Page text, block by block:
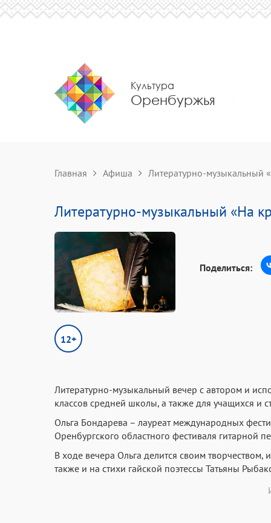
Культура
Оренбуржья
Главная Афиша Литературно-музыкальный
Литературно-музыкальный «На
12+
Поделиться:
Литературно-музыкальный вечер с автором и
классов средней школы, а также для учащихся и
Ольга Бондарева – лауреат международных
Оренбургского областного фестиваля гитарной
В ходе вечера Ольга делится своим
также и на стихи гайской поэтессы Татьяны